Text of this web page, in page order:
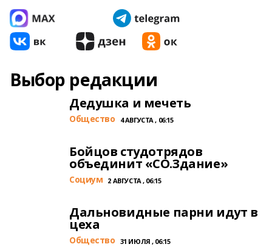
Выбор редакции
Дедушка и мечеть
Общество 4 АВГУСТА , 06:15
Бойцов студотрядов
объединит «СО.Здание»
Cоциум 2 АВГУСТА , 06:15
Дальновидные парни идут в
цеха
Общество 31 ИЮЛЯ , 06:15